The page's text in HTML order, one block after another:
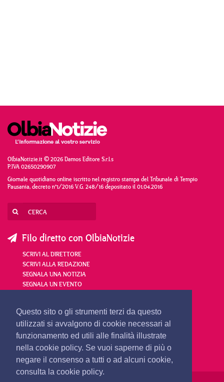
Questo sito o gli strumenti terzi da questo
utilizzati si avvalgono di cookie necessari al
funzionamento ed utili alle finalità illustrate
nella cookie policy. Se vuoi saperne di più o
negare il consenso a tutti o ad alcuni cookie,
consulta la cookie policy.
OlbiaNotizie.it © 2026 Damos Editore S.r.l.s
P.IVA 02650290907
Giornale quotidiano online iscritto nel registro stampa del Tribunale di Tempio
Pausania, decreto n°1/2016 V.G. 248/16 depositato il 01.04.2016
Filo diretto con OlbiaNotizie
SCRIVI AL DIRETTORE
SCRIVI ALLA REDAZIONE
SEGNALA UNA NOTIZIA
SEGNALA UN EVENTO
redazione@olbianotizie.it